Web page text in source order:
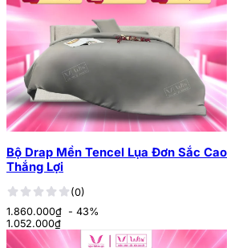
Bộ Drap Mền Tencel Lụa Đơn Sắc
Thắng Lợi
(0)
1.860.000₫ - 43%
1.052.000₫